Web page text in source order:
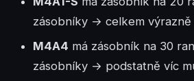
zásobníky → celkem výrazně
M4A4 má zásobník na 30
zásobníky → podstatně víc